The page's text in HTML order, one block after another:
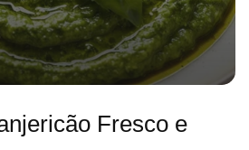
Fresco e